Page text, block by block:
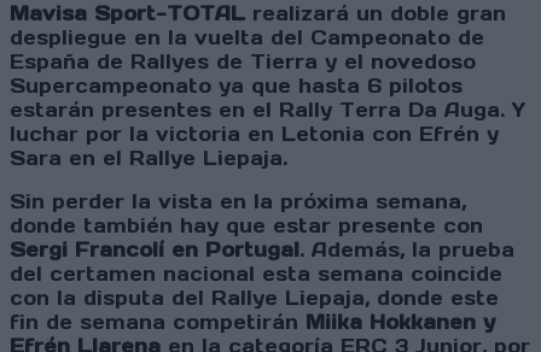
Mavisa Sport-TOTAL realizará un doble gran
despliegue en la vuelta del Campeonato de
España de Rallyes de Tierra y el novedoso
Supercampeonato ya que hasta 6 pilotos
estarán presentes en el Rally Terra Da Auga. Y
luchar por la victoria en Letonia con Efrén y
Sara en el Rallye Liepaja.
Sin perder la vista en la próxima semana,
donde también hay que estar presente con
Sergi Francolí en Portugal. Además, la prueba
del certamen nacional esta semana coincide
con la disputa del Rallye Liepaja, donde este
fin de semana competirán Miika Hokkanen y
Efrén Llarena en la categoría ERC 3 Junior, por